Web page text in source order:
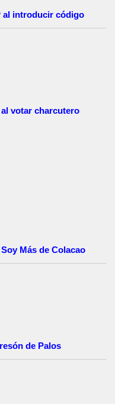
al introducir código
votar charcutero
Más de Colacao
de Palos